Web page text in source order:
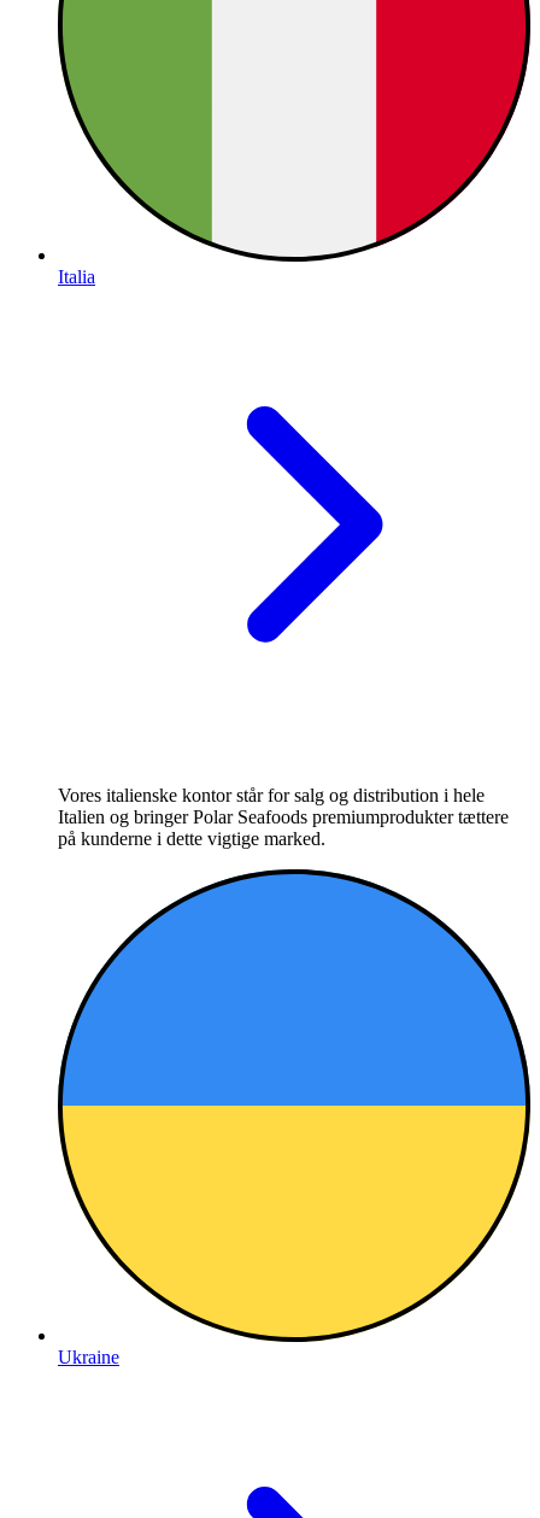
Italia
Vores italienske kontor står for salg og distribution i hele
Italien og bringer Polar Seafoods premiumprodukter tættere
på kunderne i dette vigtige marked.
Ukraine